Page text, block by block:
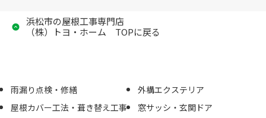
浜松市の屋根工事専門店
（株）トヨ・ホーム TOPに戻る
雨漏り点検・修繕
屋根カバー工法・葺き替え工事
外構エクステリア
窓サッシ・玄関ドア